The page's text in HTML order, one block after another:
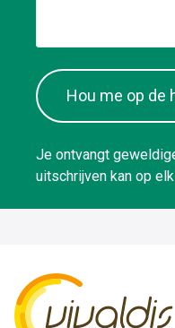
Hou me op de
Je ontvangt
uitschrijven kan op